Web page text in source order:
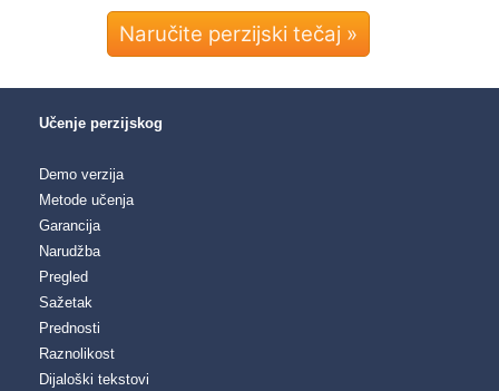
Naručite perzijski tečaj »
Učenje perzijskog
Demo verzija
Metode učenja
Garancija
Narudžba
Pregled
Sažetak
Prednosti
Raznolikost
Dijaloški tekstovi